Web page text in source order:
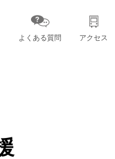
よくある質問 アクセス